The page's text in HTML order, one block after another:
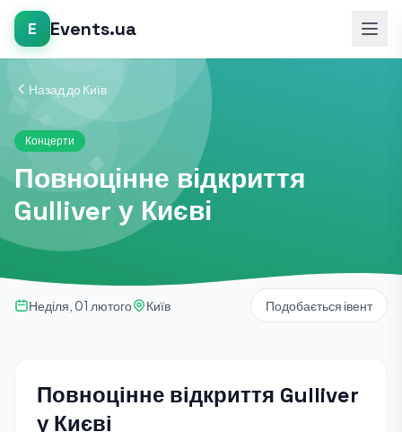
E Events.ua
Назад до Київ
Концерти
Повноцінне відкриття
Gulliver у Києві
Неділя, 01 лютого Київ Подобається івент
Повноцінне відкриття Gulliver
у Києві